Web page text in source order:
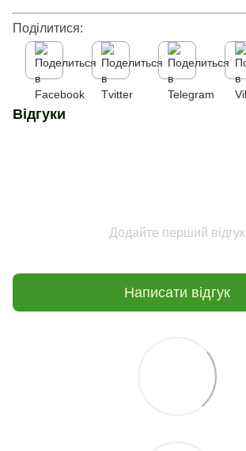
Поділитися:
Відгуки
Додайте перший відгук
Написати відгук